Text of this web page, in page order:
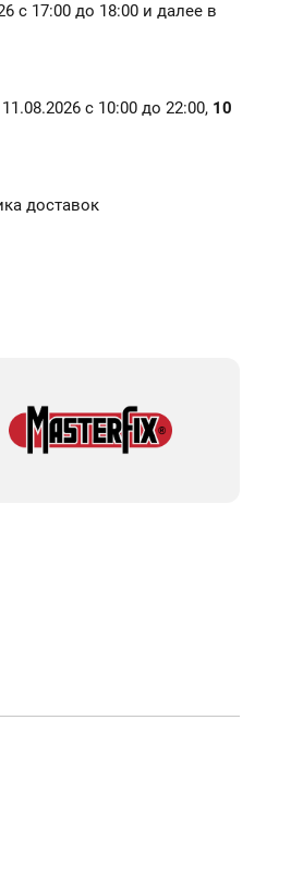
с 17:00 до 18:00 и далее в
с 10:00 до 22:00, 10
доставок